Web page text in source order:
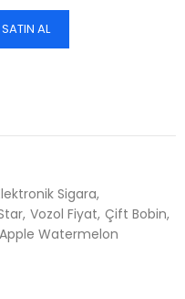
SATIN AL
Sigara
Vozol Fiyat Çift Bobin
Watermelon